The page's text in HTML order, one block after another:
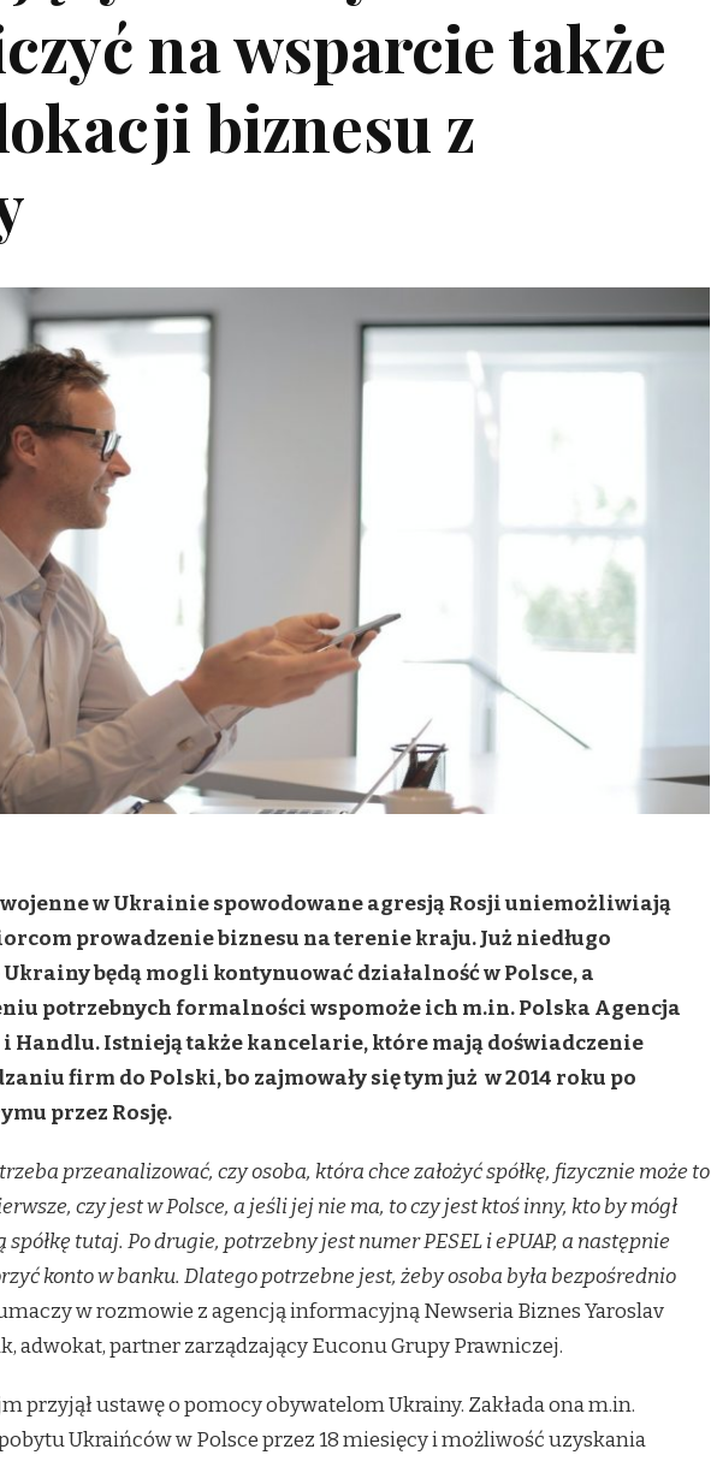
na wsparcie także
biznesu z
w Ukrainie spowodowane agresją Rosji uniemożliwiają
prowadzenie biznesu na terenie kraju. Już niedługo
będą mogli kontynuować działalność w Polsce, a
potrzebnych formalności wspomoże ich m.in. Polska Agencja
Handlu. Istnieją także kancelarie, które mają doświadczenie
firm do Polski, bo zajmowały się tym już w 2014 roku po
przez Rosję.
przeanalizować, czy osoba, która chce założyć spółkę, fizycznie może to
czy jest w Polsce, a jeśli jej nie ma, to czy jest ktoś inny, kto by mógł
spółkę tutaj. Po drugie, potrzebny jest numer PESEL i ePUAP, a następnie
konto w banku. Dlatego potrzebne jest, żeby osoba była bezpośrednio
w rozmowie z agencją informacyjną Newseria Biznes Yaroslav
adwokat, partner zarządzający Euconu Grupy Prawniczej.
przyjął ustawę o pomocy obywatelom Ukrainy. Zakłada ona m.in.
Ukraińców w Polsce przez 18 miesięcy i możliwość uzyskania